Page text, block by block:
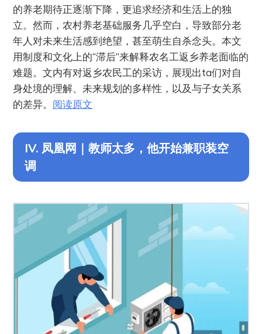
的养老期待正逐渐下降，更追求经济和生活上的独
立。然而，农村养老基础服务几乎空白，导致部分老
年人对未来生活感到绝望，甚至萌生自杀念头。本文
用制度和文化上的“滞后”来解释农名工返乡养老面临的
难题。文内有对返乡农民工的采访，展现出ta们对自
身处境的理解、未来规划的多样性，以及与子女关系
的差异。 阅读原文
IV. 凤凰网｜教师太多，他开始兼职装空
调